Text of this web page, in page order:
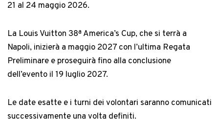
21 al 24 maggio 2026.
La Louis Vuitton 38ª America’s Cup, che si terrà a
Napoli, inizierà a maggio 2027 con l’ultima Regata
Preliminare e proseguirà fino alla conclusione
dell’evento il 19 luglio 2027.
Le date esatte e i turni dei volontari saranno comunicati
successivamente una volta definiti.